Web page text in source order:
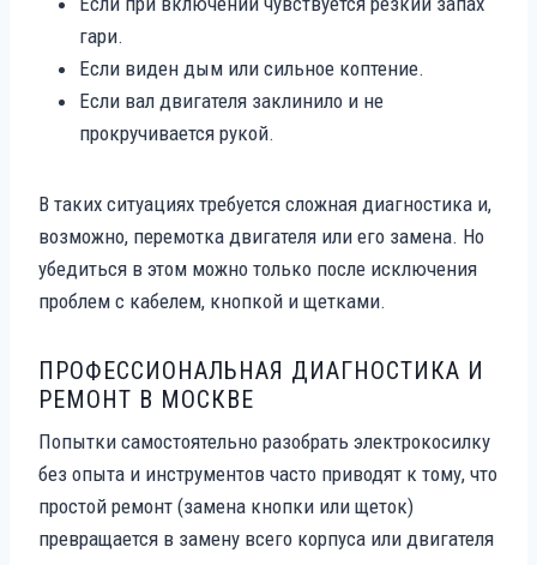
гари.
Если виден дым или сильное коптение.
Если вал двигателя заклинило и не
прокручивается рукой.
В таких ситуациях требуется сложная диагностика и,
возможно, перемотка двигателя или его замена. Но
убедиться в этом можно только после исключения
проблем с кабелем, кнопкой и щетками.
ПРОФЕССИОНАЛЬНАЯ ДИАГНОСТИКА И
РЕМОНТ В МОСКВЕ
Попытки самостоятельно разобрать электрокосилку
без опыта и инструментов часто приводят к тому, что
простой ремонт (замена кнопки или щеток)
превращается в замену всего корпуса или двигателя